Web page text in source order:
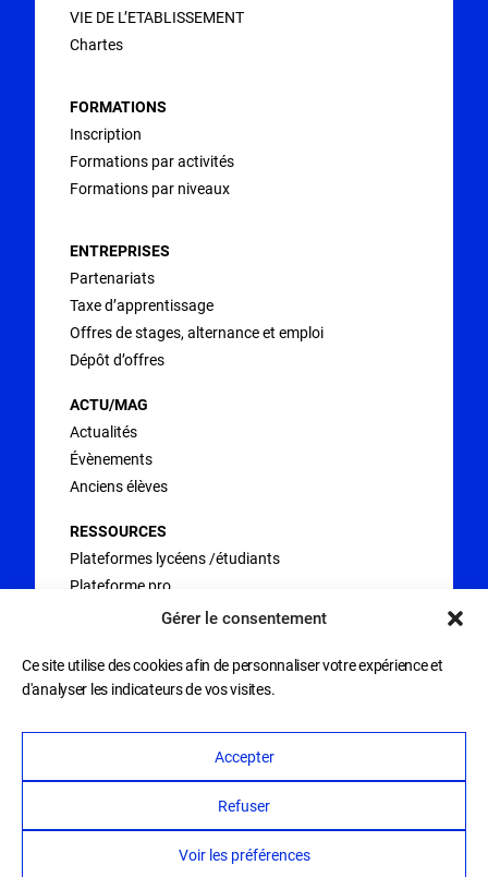
Gérer le consentement
Ce site utilise des cookies afin de personnaliser votre expérience et
d'analyser les indicateurs de vos visites.
Accepter
Refuser
Voir les préférences
VIE DE L’ETABLISSEMENT
Chartes
FORMATIONS
Inscription
Formations par activités
Formations par niveaux
ENTREPRISES
Partenariats
Taxe d’apprentissage
Offres de stages, alternance et emploi
Dépôt d’offres
ACTU/MAG
Actualités
Évènements
Anciens élèves
RESSOURCES
Plateformes lycéens /étudiants
Plateforme pro
Stages en entreprise
Confidentialité